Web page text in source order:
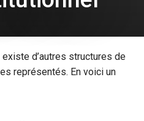
d’autres structures de
représentés. En voici un